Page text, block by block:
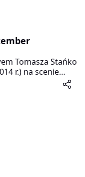
Tomasza Stańko
r.) na scenie